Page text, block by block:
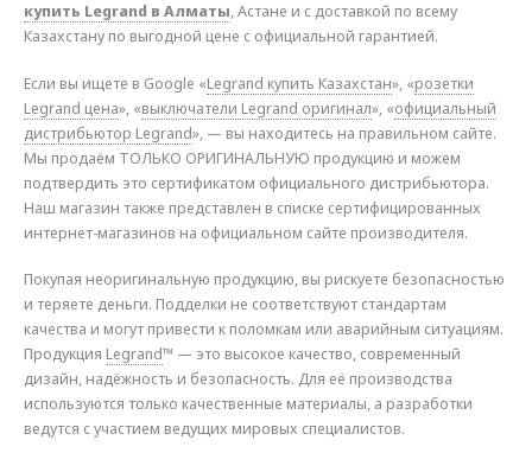
купить Legrand в Алматы, Астане и с доставкой по всему
Казахстану по выгодной цене с официальной гарантией.
Если вы ищете в Google «Legrand купить Казахстан», «розетки
Legrand цена», «выключатели Legrand оригинал», «официальный
дистрибьютор Legrand», — вы находитесь на правильном сайте.
Мы продаём ТОЛЬКО ОРИГИНАЛЬНУЮ продукцию и можем
подтвердить это сертификатом официального дистрибьютора.
Наш магазин также представлен в списке сертифицированных
интернет-магазинов на официальном сайте производителя.
Покупая неоригинальную продукцию, вы рискуете безопасностью
и теряете деньги. Подделки не соответствуют стандартам
качества и могут привести к поломкам или аварийным ситуациям.
Продукция Legrand™ — это высокое качество, современный
дизайн, надёжность и безопасность. Для её производства
используются только качественные материалы, а разработки
ведутся с участием ведущих мировых специалистов.